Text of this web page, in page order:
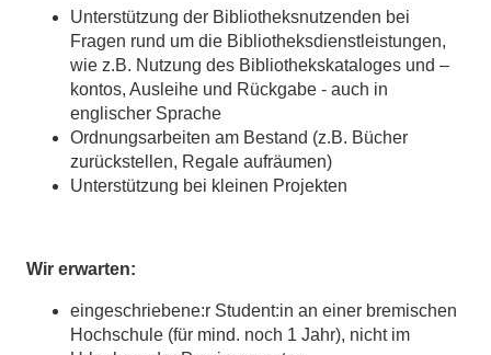
Unterstützung der Bibliotheksnutzenden bei
Fragen rund um die Bibliotheksdienstleistungen,
wie z.B. Nutzung des Bibliothekskataloges und –
kontos, Ausleihe und Rückgabe - auch in
englischer Sprache
Ordnungsarbeiten am Bestand (z.B. Bücher
zurückstellen, Regale aufräumen)
Unterstützung bei kleinen Projekten
Wir erwarten:
eingeschriebene:r Student:in an einer bremischen
Hochschule (für mind. noch 1 Jahr), nicht im